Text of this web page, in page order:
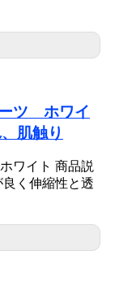
ツ ホワイ
肌触り
ワイト 商品説
く伸縮性と透